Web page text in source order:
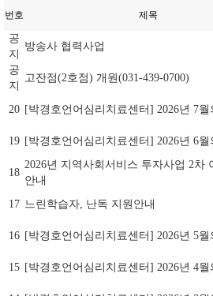
번호 제목
공
지
방송사 협력사업
공
지
고잔점(2호점) 개원(031-439-0700)
20 [박경호언어심리치료센터] 2026년 7월
19 [박경호언어심리치료센터] 2026년 6월
18
2026년 지역사회서비스 투자사업 2차
안내
17 느린학습자, 난독 지원안내
16 [박경호언어심리치료센터] 2026년 5월
15 [박경호언어심리치료센터] 2026년 4월